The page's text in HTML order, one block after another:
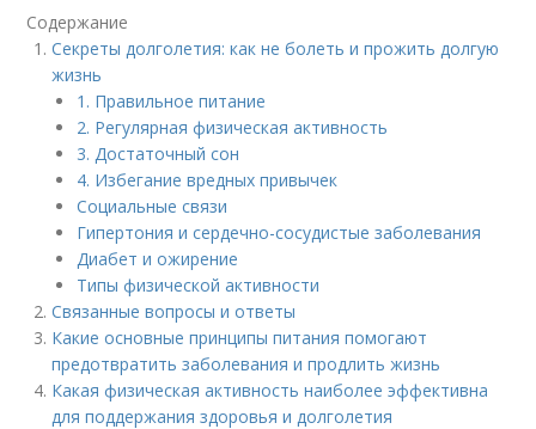
Содержание
Секреты долголетия: как не болеть и прожить долгую
жизнь
1. Правильное питание
2. Регулярная физическая активность
3. Достаточный сон
4. Избегание вредных привычек
Социальные связи
Гипертония и сердечно-сосудистые заболевания
Диабет и ожирение
Типы физической активности
Связанные вопросы и ответы
Какие основные принципы питания помогают
предотвратить заболевания и продлить жизнь
Какая физическая активность наиболее эффективна
для поддержания здоровья и долголетия